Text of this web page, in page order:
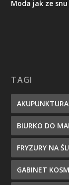
Moda jak ze
TAGI
BIURKO DO
FRYZURY NA
GABINET